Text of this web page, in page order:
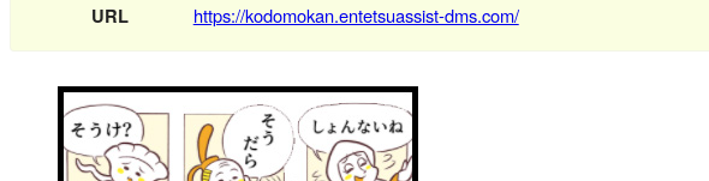
URL https://kodomokan.entetsuassist-dms.com/